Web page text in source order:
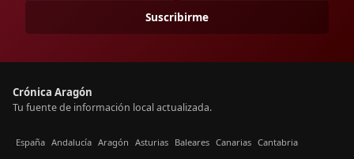
Suscribirme
Crónica Aragón
Tu fuente de información local actualizada.
España Andalucía Aragón Asturias Baleares Canarias Cantabria